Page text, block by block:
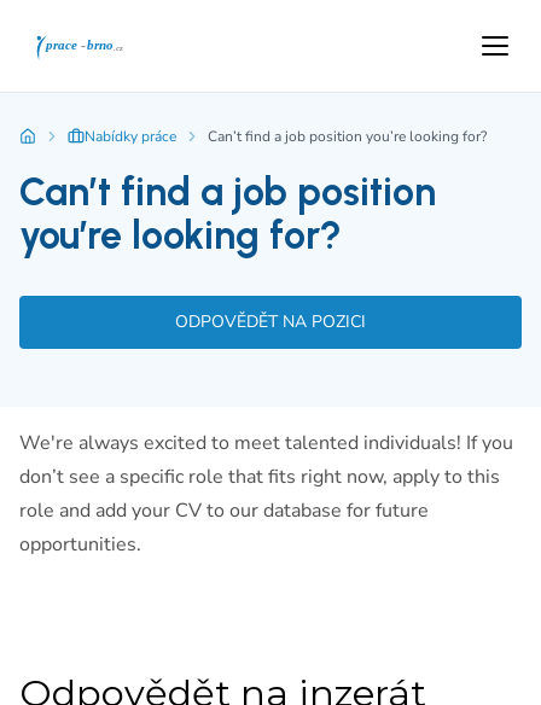
Nabídky práce Can’t find a job position you’re looking for?
Can’t find a job position
you’re looking for?
ODPOVĚDĚT NA POZICI
We're always excited to meet talented individuals! If you
don’t see a specific role that fits right now, apply to this
role and add your CV to our database for future
opportunities.